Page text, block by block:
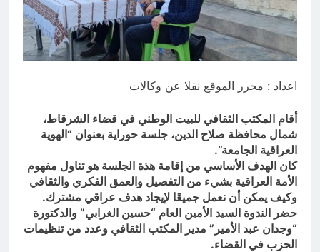
المشهد الأسلامي..!!
7 ساعات Ago
توشكا سيّدُ الموقف في مأرب.. وضربةٌ
7 ساعات Ago
اعداد : محرر الموقع نقلا عن وكالات
أقام المكتب الثقافي للبيت الوطني في قضاء الشرقاط،
شمال محافظة صلاح الدين، جلسة حوراية بعنوان “الهوية
العراقية الجامعة”.
كان الهدف الأساسي من إقامة هذة الجلسة هو تناول مفهوم
الأمة العراقية بشيء من التفصيل والعمق الفكري والثقافي
وكيف يمكن أن نعمل جميعًا لإيجاد هدف عراقي مشترك.
حضر الندوة السيد الأمين العام “حسين الغرابي” والدكتورة
“وجدان عبد الأمير” مدير المكتب الثقافي وعدد من تنظيمات
الحزب في القضاء.